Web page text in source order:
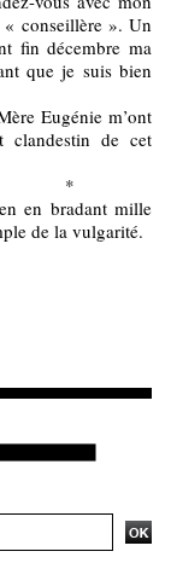
« conseillère ». Un
fin décembre ma
que je suis bien
Eugénie m’ont
de cet
en bradant mille
de la vulgarité.